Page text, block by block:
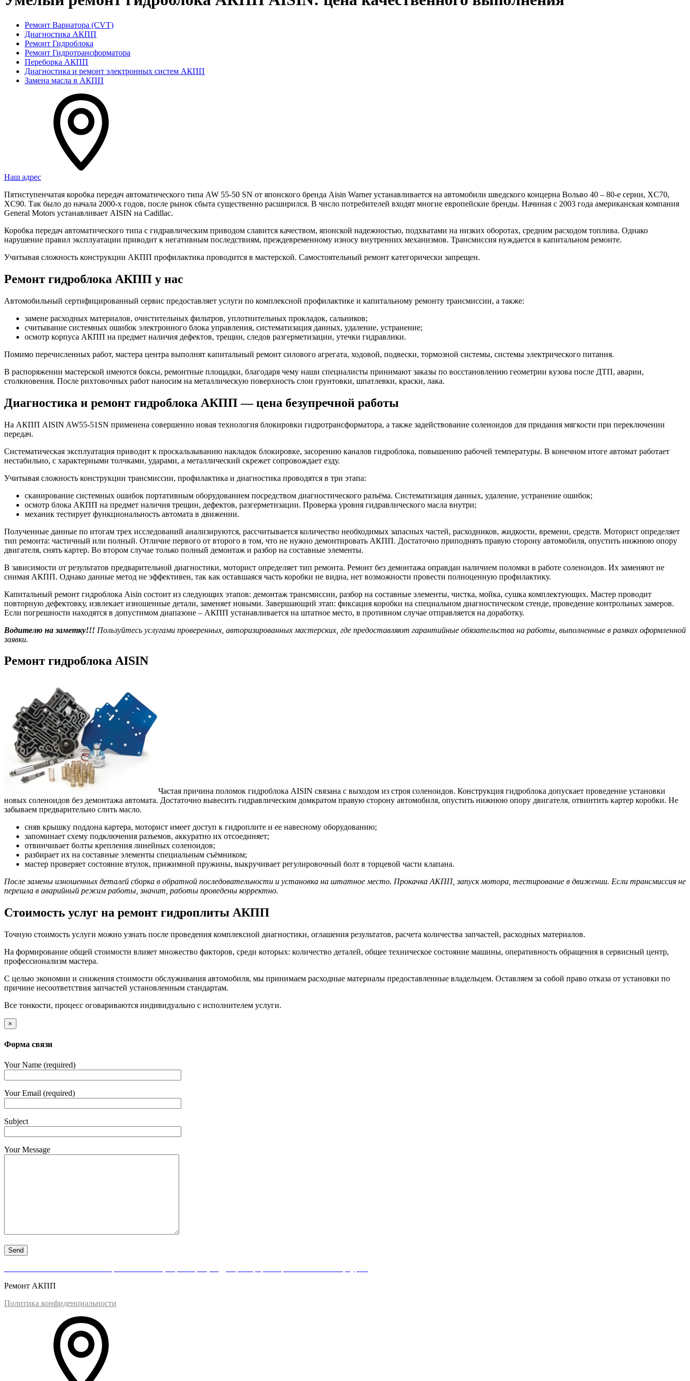
Ремонт Вариатора (CVT)
Диагностика АКПП
Ремонт Гидроблока
Ремонт Гидротрансформатора
Переборка АКПП
Диагностика и ремонт электронных систем АКПП
Замена масла в АКПП
Наш адрес
Пятиступенчатая коробка передач автоматического типа AW 55-50 SN от японского бренда Aisin Warner устанавливается на автомобили шведского концерна Вольво 40 – 80-е серии, XC70,
XC90. Так было до начала 2000-х годов, после рынок сбыта существенно расширился. В число потребителей входят многие европейские бренды. Начиная с 2003 года американская компания
General Motors устанавливает AISIN на Cadillac.
Коробка передач автоматического типа с гидравлическим приводом славится качеством, японской надежностью, подхватами на низких оборотах, средним расходом топлива. Однако
нарушение правил эксплуатации приводит к негативным последствиям, преждевременному износу внутренних механизмов. Трансмиссия нуждается в капитальном ремонте.
Учитывая сложность конструкции АКПП профилактика проводится в мастерской. Самостоятельный ремонт категорически запрещен.
Ремонт гидроблока АКПП у нас
Автомобильный сертифицированный сервис предоставляет услуги по комплексной профилактике и капитальному ремонту трансмиссии, а также:
замене расходных материалов, очистительных фильтров, уплотнительных прокладок, сальников;
считывание системных ошибок электронного блока управления, систематизация данных, удаление, устранение;
осмотр корпуса АКПП на предмет наличия дефектов, трещин, следов разгерметизации, утечки гидравлики.
Помимо перечисленных работ, мастера центра выполнят капитальный ремонт силового агрегата, ходовой, подвески, тормозной системы, системы электрического питания.
В распоряжении мастерской имеются боксы, ремонтные площадки, благодаря чему наши специалисты принимают заказы по восстановлению геометрии кузова после ДТП, аварии,
столкновения. После рихтовочных работ наносим на металлическую поверхность слои грунтовки, шпатлевки, краски, лака.
Диагностика и ремонт гидроблока АКПП — цена безупречной работы
На АКПП AISIN AW55-51SN применена совершенно новая технология блокировки гидротрансформатора, а также задействование соленоидов для придания мягкости при переключении
передач.
Систематическая эксплуатация приводит к проскальзыванию накладок блокировке, засорению каналов гидроблока, повышению рабочей температуры. В конечном итоге автомат работает
нестабильно, с характерными толчками, ударами, а металлический скрежет сопровождает езду.
Учитывая сложность конструкции трансмиссии, профилактика и диагностика проводятся в три этапа:
сканирование системных ошибок портативным оборудованием посредством диагностического разъёма. Систематизация данных, удаление, устранение ошибок;
осмотр блока АКПП на предмет наличия трещин, дефектов, разгерметизации. Проверка уровня гидравлического масла внутри;
механик тестирует функциональность автомата в движении.
Полученные данные по итогам трех исследований анализируются, рассчитывается количество необходимых запасных частей, расходников, жидкости, времени, средств. Моторист определяет
тип ремонта: частичный или полный. Отличие первого от второго в том, что не нужно демонтировать АКПП. Достаточно приподнять правую сторону автомобиля, опустить нижнюю опору
двигателя, снять картер. Во втором случае только полный демонтаж и разбор на составные элементы.
В зависимости от результатов предварительной диагностики, моторист определяет тип ремонта. Ремонт без демонтажа оправдан наличием поломки в работе соленоидов. Их заменяют не
снимая АКПП. Однако данные метод не эффективен, так как оставшаяся часть коробки не видна, нет возможности провести полноценную профилактику.
Капитальный ремонт гидроблока Aisin состоит из следующих этапов: демонтаж трансмиссии, разбор на составные элементы, чистка, мойка, сушка комплектующих. Мастер проводит
повторную дефектовку, извлекает изношенные детали, заменяет новыми. Завершающий этап: фиксация коробки на специальном диагностическом стенде, проведение контрольных замеров.
Если погрешности находятся в допустимом диапазоне – АКПП устанавливается на штатное место, в противном случае отправляется на доработку.
Водителю на заметку!!! Пользуйтесь услугами проверенных, авторизированных мастерских, где предоставляют гарантийные обязательства на работы, выполненные в рамках оформленной
заявки.
Ремонт гидроблока AISIN
Частая причина поломок гидроблока AISIN связана с выходом из строя соленоидов. Конструкция гидроблока допускает проведение установки
новых соленоидов без демонтажа автомата. Достаточно вывесить гидравлическим домкратом правую сторону автомобиля, опустить нижнюю опору двигателя, отвинтить картер коробки. Не
забываем предварительно слить масло.
сняв крышку поддона картера, моторист имеет доступ к гидроплите и ее навесному оборудованию;
запоминает схему подключения разъемов, аккуратно их отсоединяет;
отвинчивает болты крепления линейных соленоидов;
разбирает их на составные элементы специальным съёмником;
мастер проверяет состояние втулок, прижимной пружины, выкручивает регулировочный болт в торцевой части клапана.
После замены изношенных деталей сборка в обратной последовательности и установка на штатное место. Прокачка АКПП, запуск мотора, тестирование в движении. Если трансмиссия не
перешла в аварийный режим работы, значит, работы проведены корректно.
Стоимость услуг на ремонт гидроплиты АКПП
Точную стоимость услуги можно узнать после проведения комплексной диагностики, оглашения результатов, расчета количества запчастей, расходных материалов.
На формирование общей стоимости влияет множество факторов, среди которых: количество деталей, общее техническое состояние машины, оперативность обращения в сервисный центр,
профессионализм мастера.
С целью экономии и снижения стоимости обслуживания автомобиля, мы принимаем расходные материалы предоставленные владельцем. Оставляем за собой право отказа от установки по
причине несоответствия запчастей установленным стандартам.
Все тонкости, процесс оговариваются индивидуально с исполнителем услуги.
×
Форма связи
Your Name (required)
Your Email (required)
Subject
Your Message
Ремонт АКПП
Политика конфиденциальности